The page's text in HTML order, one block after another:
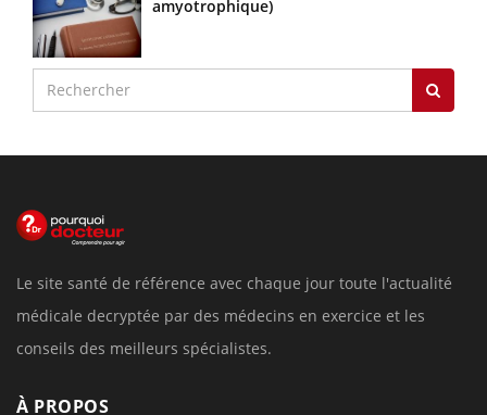
amyotrophique)
Le site santé de référence avec chaque jour toute l'actualité
médicale decryptée par des médecins en exercice et les
conseils des meilleurs spécialistes.
À PROPOS